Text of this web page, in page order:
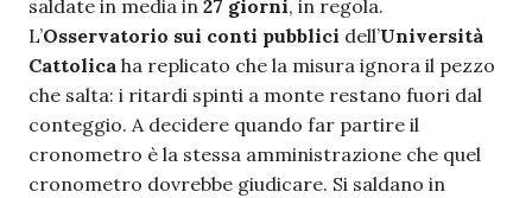
saldate in media in 27 giorni, in regola.
L’Osservatorio sui conti pubblici dell’Università
Cattolica ha replicato che la misura ignora il pezzo
che salta: i ritardi spinti a monte restano fuori dal
conteggio. A decidere quando far partire il
cronometro è la stessa amministrazione che quel
cronometro dovrebbe giudicare. Si saldano in